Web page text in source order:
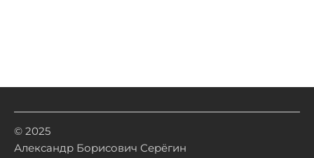
© 2025
Александр Борисович Серёгин